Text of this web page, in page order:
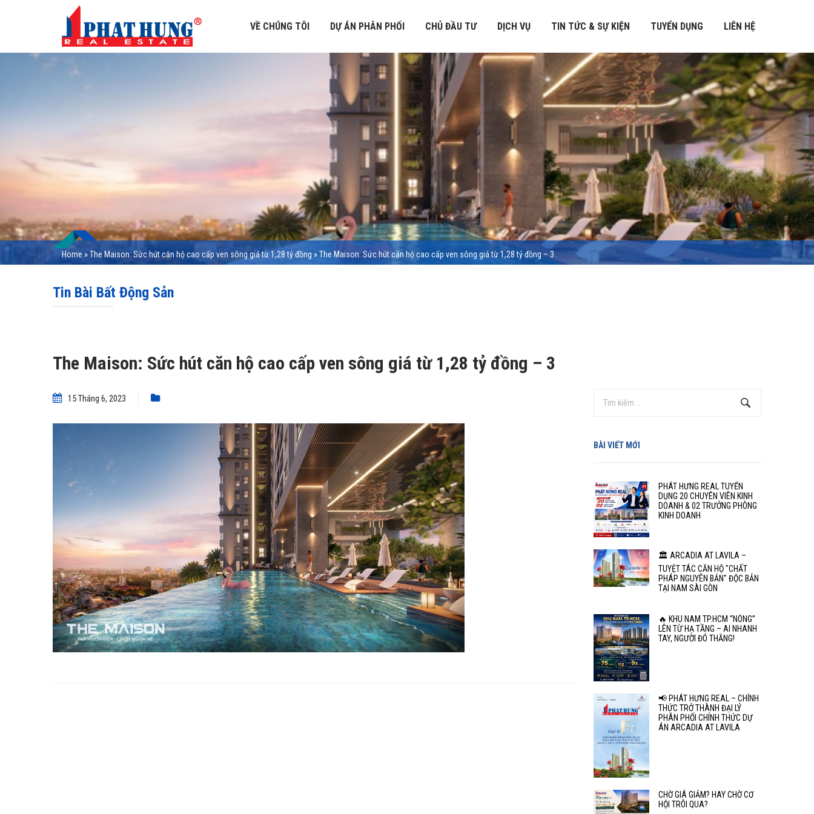
VỀ CHÚNG TÔI DỰ ÁN PHÂN PHỐI CHỦ ĐẦU TƯ DỊCH VỤ TIN TỨC & SỰ KIỆN TUYỂN DỤNG LIÊN HỆ
Home »The Maison: Sức hút căn hộ cao cấp ven sông giá từ 1,28 tỷ đồng »The Maison: Sức hút căn hộ cao cấp ven sông giá từ 1,28 tỷ đồng – 3
Tin Bài Bất Động Sản
The Maison: Sức hút căn hộ cao cấp ven sông giá từ 1,28 tỷ đồng – 3
15 Tháng 6, 2023
BÀI VIẾT MỚI
PHÁT HƯNG REAL TUYỂN
DỤNG 20 CHUYÊN VIÊN KINH
DOANH & 02 TRƯỞNG PHÒNG
KINH DOANH
🏛️ ARCADIA AT LAVILA –
TUYỆT TÁC CĂN HỘ "CHẤT
PHÁP NGUYÊN BẢN" ĐỘC BẢN
TẠI NAM SÀI GÒN
🔥 KHU NAM TP.HCM “NÓNG”
LÊN TỪ HẠ TẦNG – AI NHANH
TAY, NGƯỜI ĐÓ THẮNG!
📢 PHÁT HƯNG REAL – CHÍNH
THỨC TRỞ THÀNH ĐẠI LÝ
PHÂN PHỐI CHÍNH THỨC DỰ
ÁN ARCADIA AT LAVILA
CHỜ GIÁ GIẢM? HAY CHỜ CƠ
HỘI TRÔI QUA?